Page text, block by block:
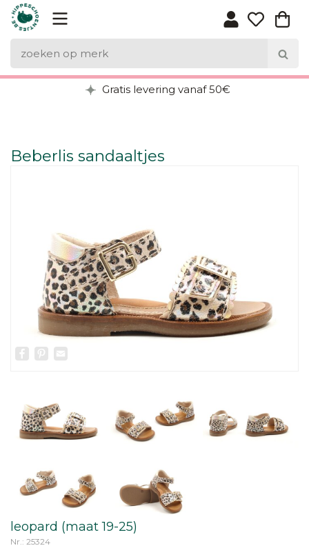
Gratis levering vanaf 50€
Beberlis sandaaltjes
Facebook
Pinterest
leopard (maat 19-25)
Nr.: 25324